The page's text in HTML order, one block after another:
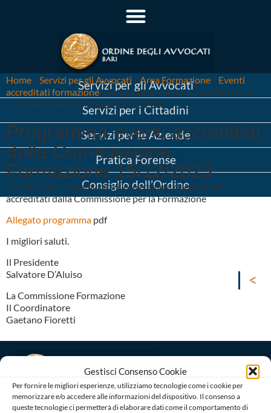
Gestisci Consenso Cookie
Per fornire le migliori esperienze, utilizziamo tecnologie come i cookie per
memorizzare e/o accedere alle informazioni del dispositivo. Il consenso a
queste tecnologie ci permetterà di elaborare dati come il comportamento di
Servizi per gli Avvocati
Servizi per i Cittadini
Servizi per le Aziende
Pratica Forense
Consiglio dell’Ordine
Home » Servizi per gli Avvocati » Area Formazione » Eventi
accreditati formazione »Programma eventi accreditati dalla
Commissione Formazione 15/12/2023
Programma eventi accreditati
dalla Commissione
Formazione 15/12/2023
15/12/2023 – Si comunica il programma degli eventi
accreditati dalla Commissione per la Formazione
Allegato programma pdf
I migliori saluti.
Il Presidente
Salvatore D’Aluiso
La Commissione Formazione
Il Coordinatore
Gaetano Fioretti